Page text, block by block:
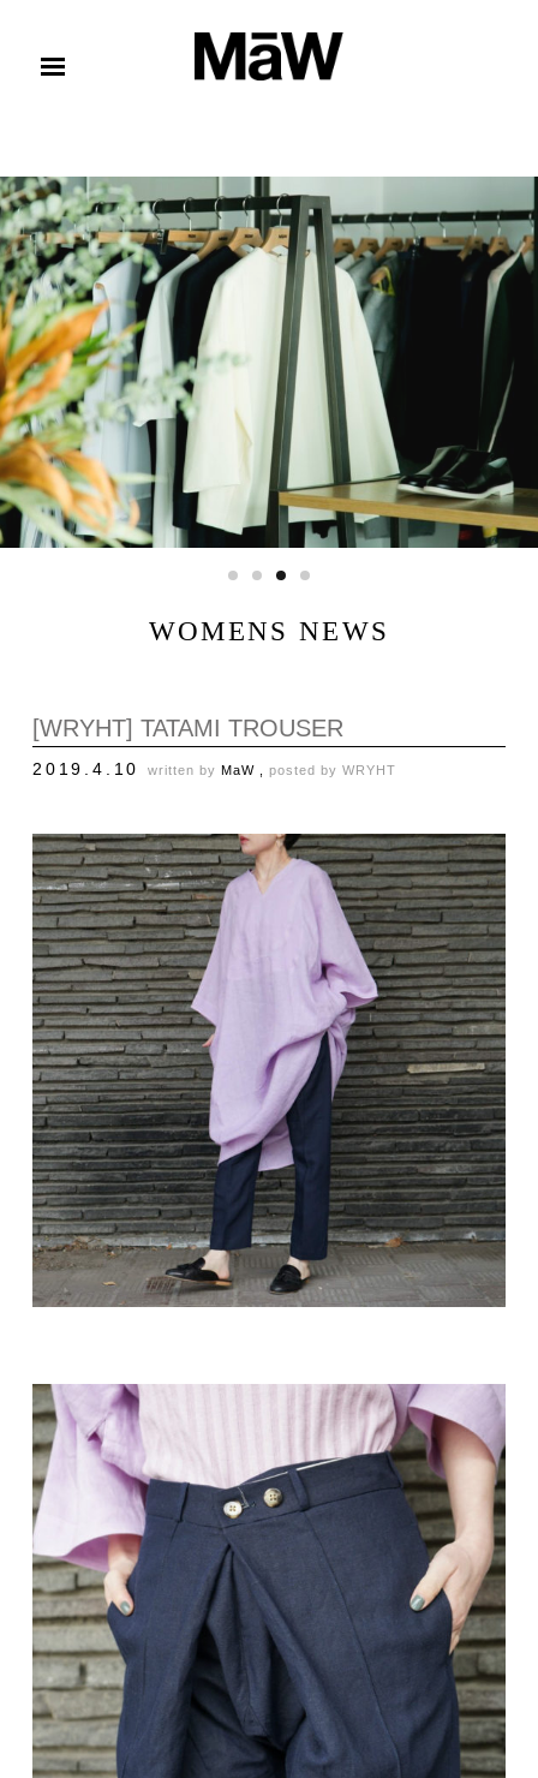
WOMENS NEWS
[WRYHT] TATAMI TROUSER
2019.4.10 written by MaW , posted by WRYHT